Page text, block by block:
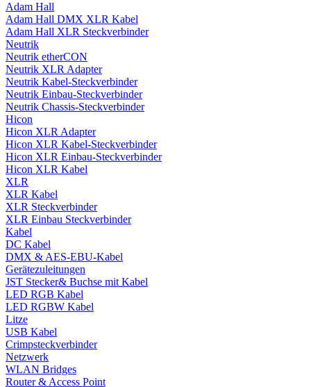
Adam Hall
Adam Hall DMX XLR Kabel
Adam Hall XLR Steckverbinder
Neutrik
Neutrik etherCON
Neutrik XLR Adapter
Neutrik Kabel-Steckverbinder
Neutrik Einbau-Steckverbinder
Neutrik Chassis-Steckverbinder
Hicon
Hicon XLR Adapter
Hicon XLR Kabel-Steckverbinder
Hicon XLR Einbau-Steckverbinder
Hicon XLR Kabel
XLR
XLR Kabel
XLR Steckverbinder
XLR Einbau Steckverbinder
Kabel
DC Kabel
DMX & AES-EBU-Kabel
Gerätezuleitungen
JST Stecker& Buchse mit Kabel
LED RGB Kabel
LED RGBW Kabel
Litze
USB Kabel
Crimpsteckverbinder
Netzwerk
WLAN Bridges
Router & Access Point